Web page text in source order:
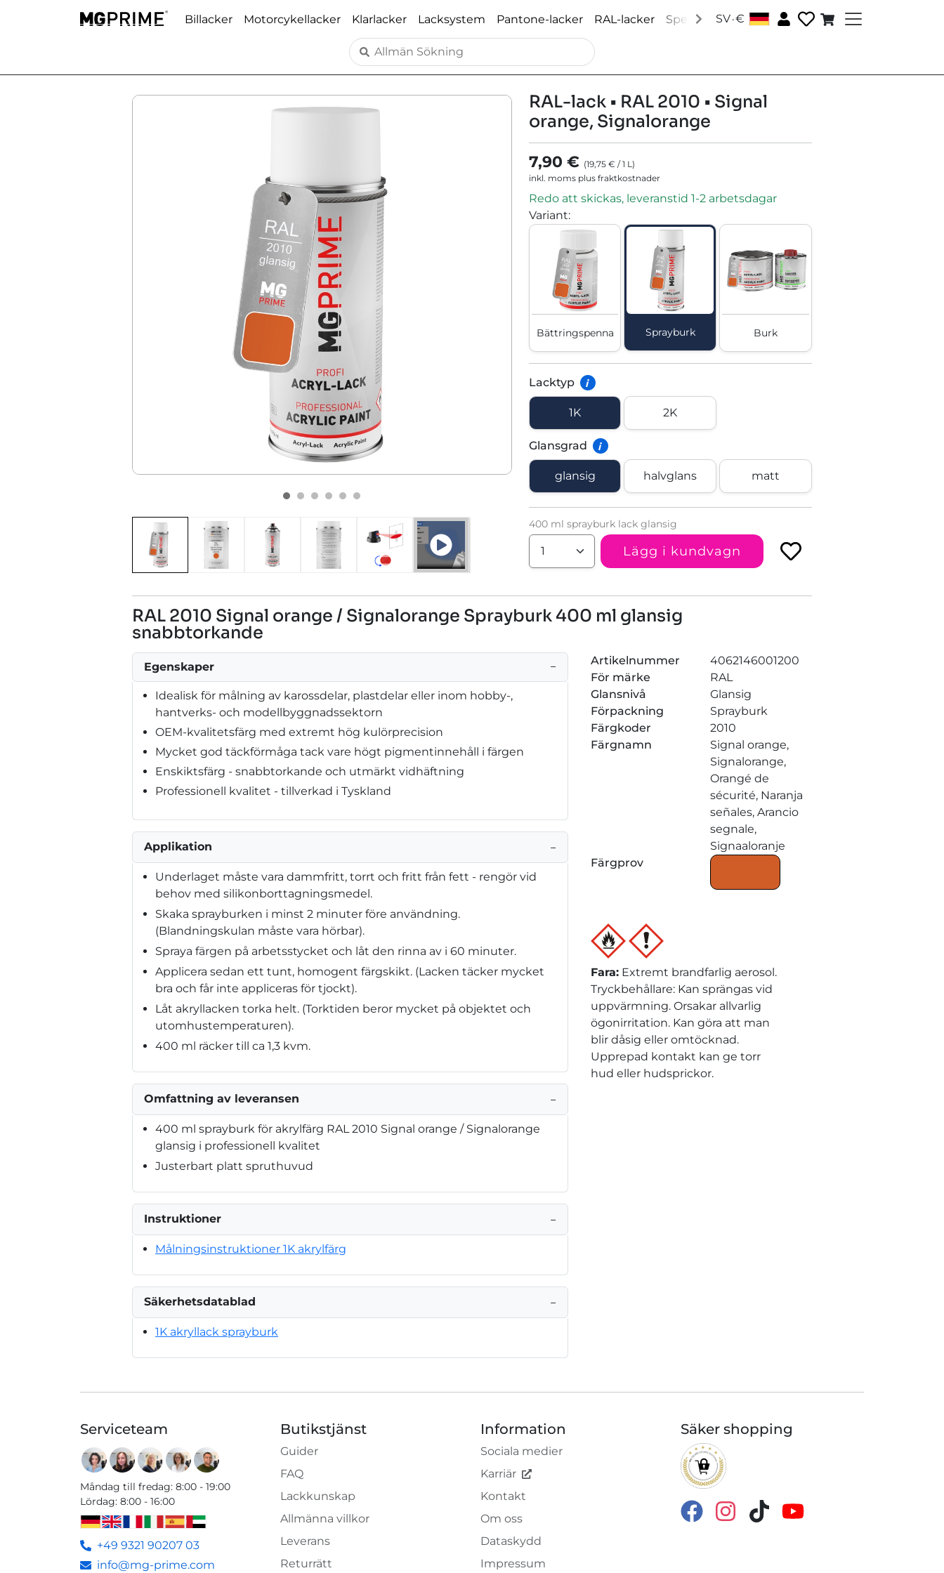
Billacker Motorcykellacker Klarlacker Lacksystem Pantone-lacker RAL-lacker Speciallacker Tillbehör │ Om oss
SV.€
RAL-lack • RAL 2010 • Signal
orange, Signalorange
7,90 € (19,75 € /1 L)
inkl. moms plus fraktkostnader
Redo att skickas, leveranstid 1-2 arbetsdagar
Variant:
Bättringspenna Sprayburk Burk
Lacktyp i
1K 2K
Glansgrad i
glansig halvglans matt
400 ml sprayburk lack glansig
Lägg i kundvagn
RAL 2010 Signal orange / Signalorange Sprayburk 400 ml glansig
snabbtorkande
Egenskaper −
Idealisk för målning av karossdelar, plastdelar eller inom hobby-,
hantverks- och modellbyggnadssektorn
OEM-kvalitetsfärg med extremt hög kulörprecision
Mycket god täckförmåga tack vare högt pigmentinnehåll i färgen
Enskiktsfärg - snabbtorkande och utmärkt vidhäftning
Professionell kvalitet - tillverkad i Tyskland
Applikation −
Underlaget måste vara dammfritt, torrt och fritt från fett - rengör vid
behov med silikonborttagningsmedel.
Skaka sprayburken i minst 2 minuter före användning.
(Blandningskulan måste vara hörbar).
Spraya färgen på arbetsstycket och låt den rinna av i 60 minuter.
Applicera sedan ett tunt, homogent färgskikt. (Lacken täcker mycket
bra och får inte appliceras för tjockt).
Låt akryllacken torka helt. (Torktiden beror mycket på objektet och
utomhustemperaturen).
400 ml räcker till ca 1,3 kvm.
Omfattning av leveransen −
400 ml sprayburk för akrylfärg RAL 2010 Signal orange / Signalorange
glansig i professionell kvalitet
Justerbart platt spruthuvud
Instruktioner −
Målningsinstruktioner 1K akrylfärg
Säkerhetsdatablad −
1K akryllack sprayburk
Artikelnummer
4062146001200
För märke
RAL
Glansnivå
Glansig
Förpackning
Sprayburk
Färgkoder
2010
Färgnamn
Signal orange,
Signalorange,
Orangé de
sécurité, Naranja
señales, Arancio
segnale,
Signaaloranje
Färgprov
Fara: Extremt brandfarlig aerosol.
Tryckbehållare: Kan sprängas vid
uppvärmning. Orsakar allvarlig
ögonirritation. Kan göra att man
blir dåsig eller omtöcknad.
Upprepad kontakt kan ge torr
hud eller hudsprickor.
Serviceteam
Måndag till fredag: 8:00 - 19:00
Lördag: 8:00 - 16:00
+49 9321 90207 03
info@mg-prime.com
Butikstjänst
Guider
FAQ
Lackkunskap
Allmänna villkor
Leverans
Returrätt
Information
Sociala medier
Karriär
Kontakt
Om oss
Dataskydd
Impressum
Säker shopping